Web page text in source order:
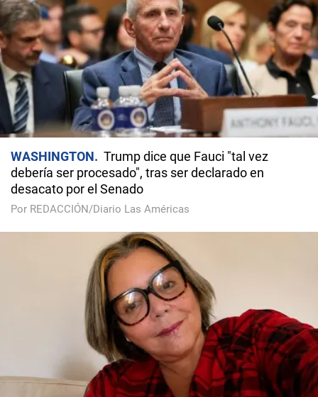
WASHINGTON
Trump dice que Fauci "tal vez
debería ser procesado", tras ser declarado en
desacato por el Senado
Por REDACCIÓN/Diario Las Américas